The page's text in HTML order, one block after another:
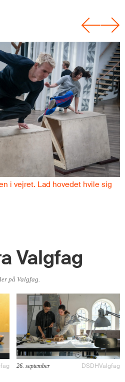
vaser, kander, potter og
Valgfag
på Valgfag.
26. september DSDHValgfag